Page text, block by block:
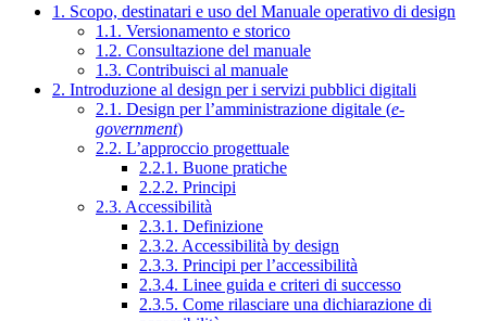
1. Scopo, destinatari e uso del Manuale operativo di design
1.1. Versionamento e storico
1.2. Consultazione del manuale
1.3. Contribuisci al manuale
2. Introduzione al design per i servizi pubblici digitali
2.1. Design per l’amministrazione digitale (e-
government)
2.2. L’approccio progettuale
2.2.1. Buone pratiche
2.2.2. Principi
2.3. Accessibilità
2.3.1. Definizione
2.3.2. Accessibilità by design
2.3.3. Principi per l’accessibilità
2.3.4. Linee guida e criteri di successo
2.3.5. Come rilasciare una dichiarazione di